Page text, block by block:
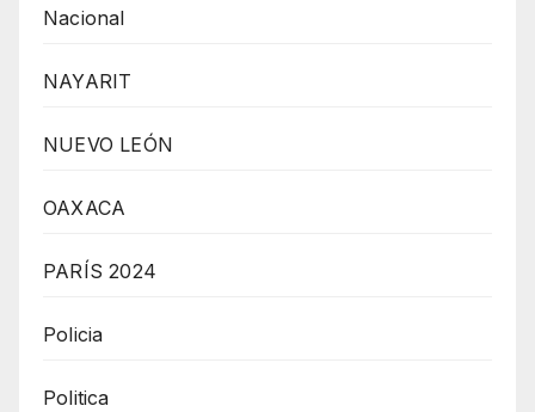
Nacional
NAYARIT
NUEVO LEÓN
OAXACA
PARÍS 2024
Policia
Politica